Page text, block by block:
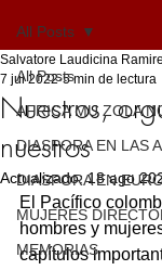
All Posts
AFRICA MU ZOLA
DIASPORA EN LAS
DIASPORA EN
MUJERES
MEMORIAS
All Posts
Nuestros,
nuestros
Salvatore Laudicina
7 jul 2022 5 min de lectura
Actualizado:18 ago
El Pacífico
hombres y
capítulos